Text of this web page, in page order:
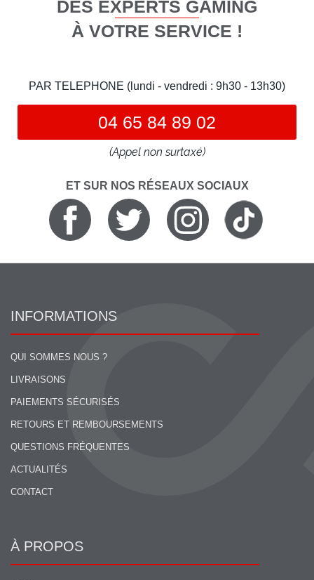
DES EXPERTS GAMING
À VOTRE SERVICE !
PAR TELEPHONE (lundi - vendredi : 9h30 - 13h30)
04 65 84 89 02
(Appel non surtaxé)
ET SUR NOS RÉSEAUX SOCIAUX
INFORMATIONS
QUI SOMMES NOUS ?
LIVRAISONS
PAIEMENTS SÉCURISÉS
RETOURS ET REMBOURSEMENTS
QUESTIONS FRÉQUENTES
ACTUALITÉS
CONTACT
À PROPOS